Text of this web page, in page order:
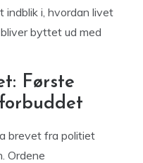
indblik i, hvordan livet
byttet ud med
Første
brevet fra politiet
Ordene